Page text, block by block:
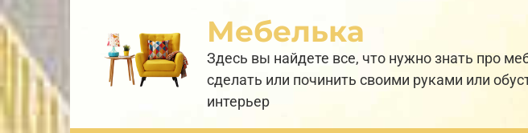
Перейти
к
контенту
Мебелька
Здесь вы найдете все, что нужно знать про
сделать или починить своими руками или
интерьер